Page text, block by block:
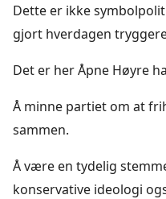
Dette er ikke
gjort hverdagen
Det er her Åpne Høyre
Å minne partiet om at
sammen.
Å være en tydelig
konservative ideologi